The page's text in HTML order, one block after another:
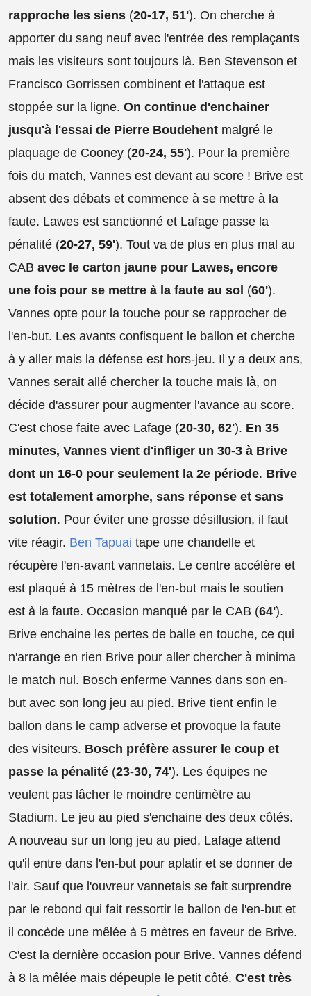
rapproche les siens (20-17, 51'). On cherche à
apporter du sang neuf avec l'entrée des remplaçants
mais les visiteurs sont toujours là. Ben Stevenson et
Francisco Gorrissen combinent et l'attaque est
stoppée sur la ligne. On continue d'enchainer
jusqu'à l'essai de Pierre Boudehent malgré le
plaquage de Cooney (20-24, 55'). Pour la première
fois du match, Vannes est devant au score ! Brive est
absent des débats et commence à se mettre à la
faute. Lawes est sanctionné et Lafage passe la
pénalité (20-27, 59'). Tout va de plus en plus mal au
CAB avec le carton jaune pour Lawes, encore
une fois pour se mettre à la faute au sol (60').
Vannes opte pour la touche pour se rapprocher de
l'en-but. Les avants confisquent le ballon et cherche
à y aller mais la défense est hors-jeu. Il y a deux ans,
Vannes serait allé chercher la touche mais là, on
décide d'assurer pour augmenter l'avance au score.
C'est chose faite avec Lafage (20-30, 62'). En 35
minutes, Vannes vient d'infliger un 30-3 à Brive
dont un 16-0 pour seulement la 2e période. Brive
est totalement amorphe, sans réponse et sans
solution. Pour éviter une grosse désillusion, il faut
vite réagir. Ben Tapuai tape une chandelle et
récupère l'en-avant vannetais. Le centre accélère et
est plaqué à 15 mètres de l'en-but mais le soutien
est à la faute. Occasion manqué par le CAB (64').
Brive enchaine les pertes de balle en touche, ce qui
n'arrange en rien Brive pour aller chercher à minima
le match nul. Bosch enferme Vannes dans son en-
but avec son long jeu au pied. Brive tient enfin le
ballon dans le camp adverse et provoque la faute
des visiteurs. Bosch préfère assurer le coup et
passe la pénalité (23-30, 74'). Les équipes ne
veulent pas lâcher le moindre centimètre au
Stadium. Le jeu au pied s'enchaine des deux côtés.
A nouveau sur un long jeu au pied, Lafage attend
qu'il entre dans l'en-but pour aplatir et se donner de
l'air. Sauf que l'ouvreur vannetais se fait surprendre
par le rebond qui fait ressortir le ballon de l'en-but et
il concède une mêlée à 5 mètres en faveur de Brive.
C'est la dernière occasion pour Brive. Vannes défend
à 8 la mêlée mais dépeuple le petit côté. C'est très